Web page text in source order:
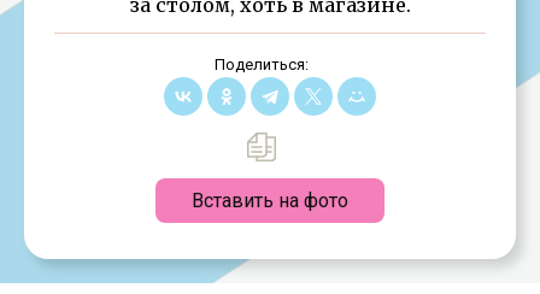
Поделиться:
Вставить на фото